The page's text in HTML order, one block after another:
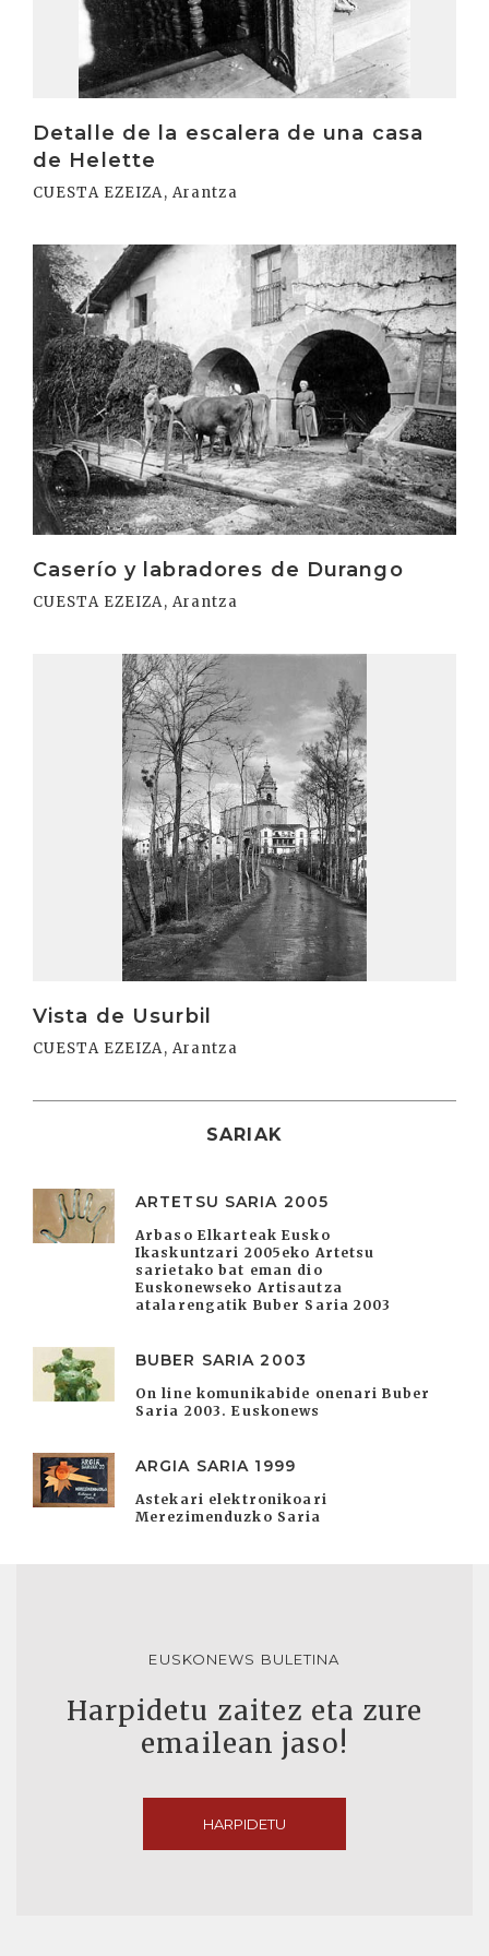
Detalle de la escalera de una casa
de Helette
CUESTA EZEIZA, Arantza
Caserío y labradores de Durango
CUESTA EZEIZA, Arantza
Irakurri
Vista de Usurbil
CUESTA EZEIZA, Arantza
SARIAK
ARTETSU SARIA 2005
Arbaso Elkarteak Eusko
Ikaskuntzari 2005eko Artetsu
sarietako bat eman dio
Euskonewseko Artisautza
atalarengatik Buber Saria 2003
BUBER SARIA 2003
On line komunikabide onenari Buber
Saria 2003. Euskonews
ARGIA SARIA 1999
Astekari elektronikoari
Merezimenduzko Saria
EUSKONEWS BULETINA
Harpidetu zaitez eta zure
emailean jaso!
HARPIDETU